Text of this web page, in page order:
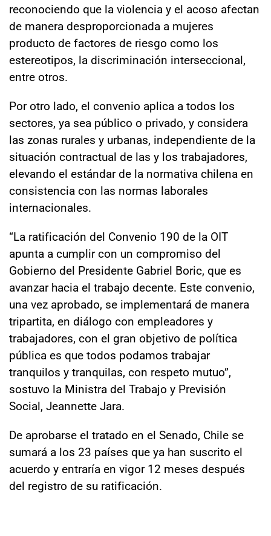
reconociendo que la violencia y el acoso afectan
de manera desproporcionada a mujeres
producto de factores de riesgo como los
estereotipos, la discriminación interseccional,
entre otros.
Por otro lado, el convenio aplica a todos los
sectores, ya sea público o privado, y considera
las zonas rurales y urbanas, independiente de la
situación contractual de las y los trabajadores,
elevando el estándar de la normativa chilena en
consistencia con las normas laborales
internacionales.
“La ratificación del Convenio 190 de la OIT
apunta a cumplir con un compromiso del
Gobierno del Presidente Gabriel Boric, que es
avanzar hacia el trabajo decente. Este convenio,
una vez aprobado, se implementará de manera
tripartita, en diálogo con empleadores y
trabajadores, con el gran objetivo de política
pública es que todos podamos trabajar
tranquilos y tranquilas, con respeto mutuo”,
sostuvo la Ministra del Trabajo y Previsión
Social, Jeannette Jara.
De aprobarse el tratado en el Senado, Chile se
sumará a los 23 países que ya han suscrito el
acuerdo y entraría en vigor 12 meses después
del registro de su ratificación.